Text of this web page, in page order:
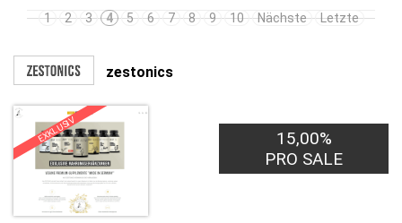
1
2 3 4 5 6 7 8 9 10 Nächste Letzte
zestonics
EXKLUSIV
15,00%
PRO SALE